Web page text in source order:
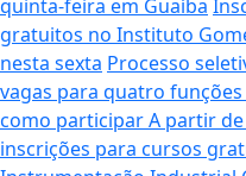
quinta-feira em Guaíba
gratuitos no Instituto
nesta sexta Processo
vagas para quatro
como participarA partir
inscrições para cursos